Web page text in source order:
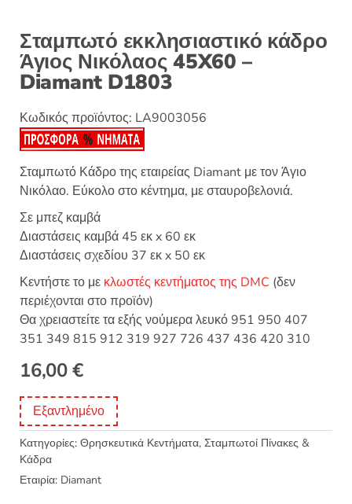
Σταμπωτό εκκλησιαστικό κάδρο
Άγιος Νικόλαος 45X60 –
Diamant D1803
Κωδικός προϊόντος: LA9003056
Σταμπωτό Κάδρο της εταιρείας Diamant με τον Άγιο
Νικόλαο. Εύκολο στο κέντημα, με σταυροβελονιά.
Σε μπεζ καμβά
Διαστάσεις καμβά 45 εκ x 60 εκ
Διαστάσεις σχεδίου 37 εκ x 50 εκ
Κεντήστε το με κλωστές κεντήματος της DMC (δεν
περιέχονται στο προϊόν)
Θα χρειαστείτε τα εξής νούμερα λευκό 951 950 407
351 349 815 912 319 927 726 437 436 420 310
16,00€
Εξαντλημένο
Κατηγορίες: Θρησκευτικά Κεντήματα, Σταμπωτοί Πίνακες &
Κάδρα
Εταιρία: Diamant